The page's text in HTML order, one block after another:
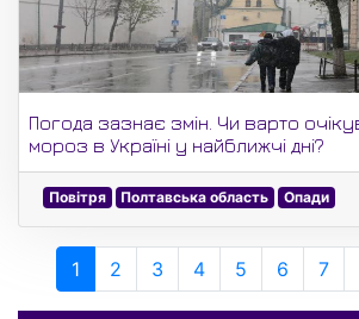
Погода зазнає змін. Чи варто
мороз в Україні у найближчі дні?
Повітря Полтавська область Опади
1 2 3 4 5 6 7